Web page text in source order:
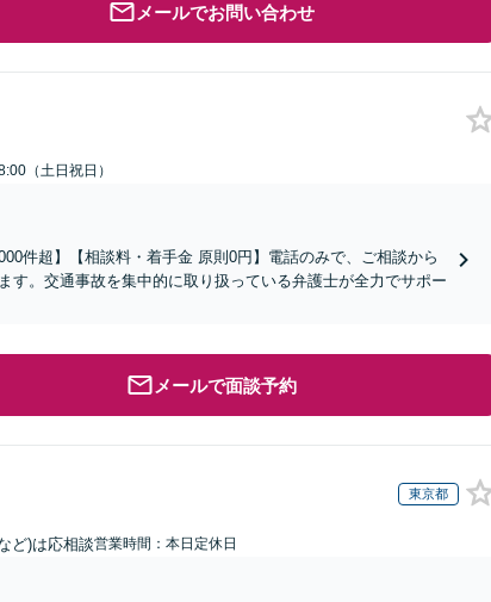
メールでお問い合わせ
（土日祝日）
件超】【相談料・着手金 原則0円】電話のみで、ご相談から
す。交通事故を集中的に取り扱っている弁護士が全力でサポー
メールで面談予約
東京都
ど)は応相談営業時間：本日定休日